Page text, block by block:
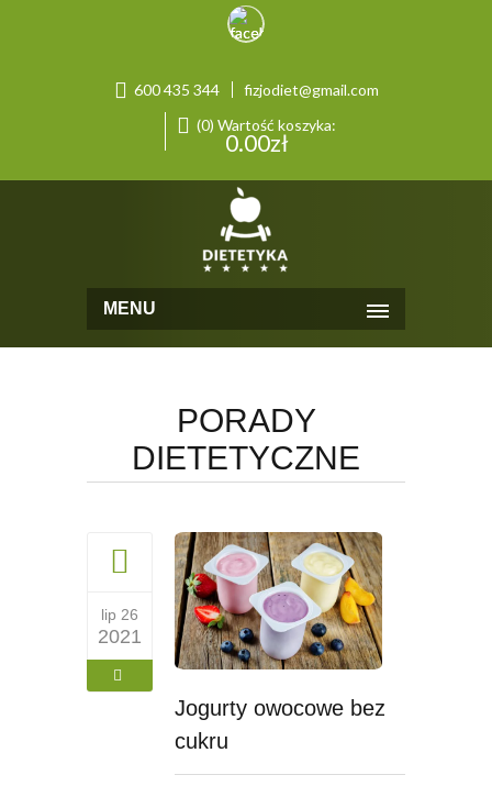
600 435 344
fizjodiet@gmail.com
(0) Wartość koszyka:
0.00zł
MENU
PORADY
DIETETYCZNE
lip 26
2021
Jogurty owocowe bez
cukru